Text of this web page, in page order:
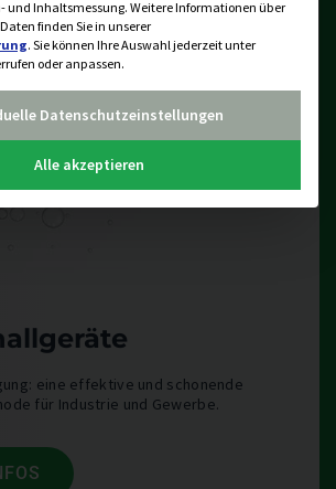
eine effektive und schonende
für Industrie und Gewerbe.
und Inhaltsmessung. Weitere Informationen über
finden Sie in unserer
. Sie können Ihre Auswahl jederzeit unter
oder anpassen.
Datenschutzeinstellungen
Alle akzeptieren